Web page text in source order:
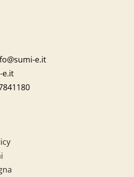
e.it
e.it